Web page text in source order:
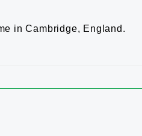
in Cambridge, England.